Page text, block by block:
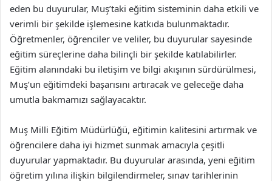
eden bu duyurular, Muş’taki eğitim sisteminin daha etkili ve
verimli bir şekilde işlemesine katkıda bulunmaktadır.
Öğretmenler, öğrenciler ve veliler, bu duyurular sayesinde
eğitim süreçlerine daha bilinçli bir şekilde katılabilirler.
Eğitim alanındaki bu iletişim ve bilgi akışının sürdürülmesi,
Muş’un eğitimdeki başarısını artıracak ve geleceğe daha
umutla bakmamızı sağlayacaktır.
Muş Milli Eğitim Müdürlüğü, eğitimin kalitesini artırmak ve
öğrencilere daha iyi hizmet sunmak amacıyla çeşitli
duyurular yapmaktadır. Bu duyurular arasında, yeni eğitim
öğretim yılına ilişkin bilgilendirmeler, sınav tarihlerinin